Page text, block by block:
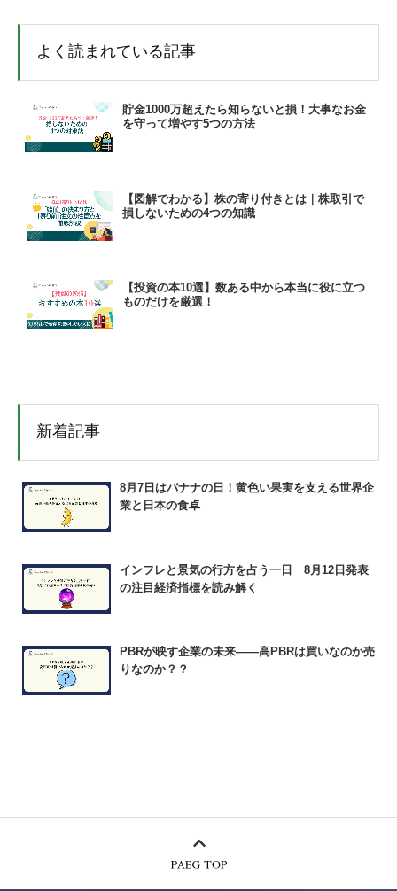
よく読まれている記事
貯金1000万超えたら知らないと損！大事なお金
を守って増やす5つの方法
【図解でわかる】株の寄り付きとは｜株取引で
損しないための4つの知識
【投資の本10選】数ある中から本当に役に立つ
ものだけを厳選！
新着記事
8月7日はバナナの日！黄色い果実を支える世界企
業と日本の食卓
インフレと景気の行方を占う一日 8月12日発表
の注目経済指標を読み解く
PBRが映す企業の未来――高PBRは買いなのか売
りなのか？？